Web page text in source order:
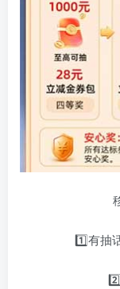
1️⃣有抽